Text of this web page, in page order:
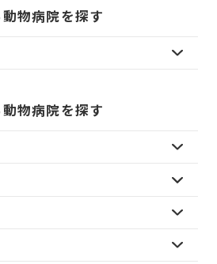
物病院を探す
物病院を探す